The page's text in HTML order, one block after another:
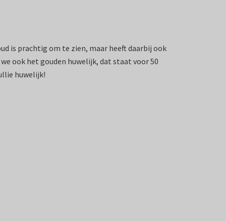
is prachtig om te zien, maar heeft daarbij ook
ook het gouden huwelijk, dat staat voor 50
huwelijk!